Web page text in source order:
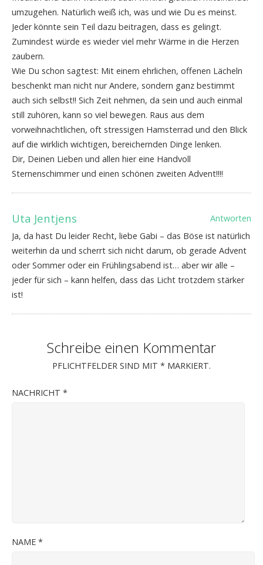
umzugehen. Natürlich weiß ich, was und wie Du es meinst.
Jeder könnte sein Teil dazu beitragen, dass es gelingt.
Zumindest würde es wieder viel mehr Wärme in die Herzen
zaubern.
Wie Du schon sagtest: Mit einem ehrlichen, offenen Lächeln
beschenkt man nicht nur Andere, sondern ganz bestimmt
auch sich selbst!! Sich Zeit nehmen, da sein und auch einmal
still zuhören, kann so viel bewegen. Raus aus dem
vorweihnachtlichen, oft stressigen Hamsterrad und den Blick
auf die wirklich wichtigen, bereichernden Dinge lenken.
Dir, Deinen Lieben und allen hier eine Handvoll
Sternenschimmer und einen schönen zweiten Advent!!!!
Uta Jentjens
Antworten
Ja, da hast Du leider Recht, liebe Gabi – das Böse ist natürlich
weiterhin da und scherrt sich nicht darum, ob gerade Advent
oder Sommer oder ein Frühlingsabend ist… aber wir alle –
jeder für sich – kann helfen, dass das Licht trotzdem stärker
ist!
Schreibe einen Kommentar
PFLICHTFELDER SIND MIT * MARKIERT.
NACHRICHT *
NAME *